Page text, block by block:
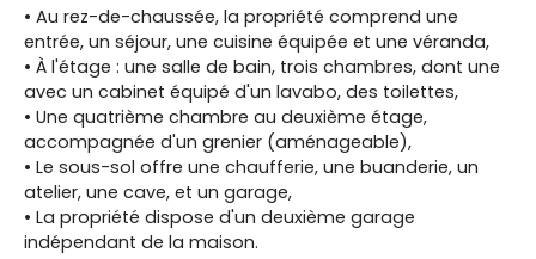
• Au rez-de-chaussée, la propriété comprend une
entrée, un séjour, une cuisine équipée et une véranda,
• À l'étage : une salle de bain, trois chambres, dont une
avec un cabinet équipé d'un lavabo, des toilettes,
• Une quatrième chambre au deuxième étage,
accompagnée d'un grenier (aménageable),
• Le sous-sol offre une chaufferie, une buanderie, un
atelier, une cave, et un garage,
• La propriété dispose d'un deuxième garage
indépendant de la maison.